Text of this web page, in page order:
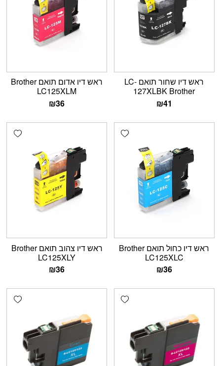
ראש דיו שחור תואם LC-
127XLBK Brother
₪41
ראש דיו אדום תואם Brother
LC125XLM
₪36
Add wishlist
ראש דיו כחול תואם Brother
LC125XLC
₪36
ראש דיו צהוב תואם Brother
LC125XLY
₪36
Add wishlist